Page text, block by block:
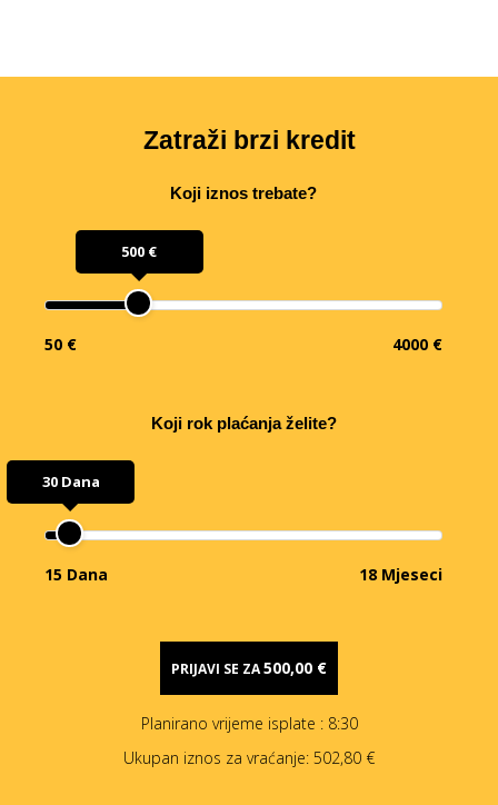
Zatraži brzi kredit
Koji iznos trebate?
500 €
50 € 4000 €
Koji rok plaćanja želite?
30 Dana
15 Dana 18 Mjeseci
PRIJAVI SE ZA500,00 €
Planirano vrijeme isplate : 8:30
Ukupan iznos za vraćanje: 502,80 €